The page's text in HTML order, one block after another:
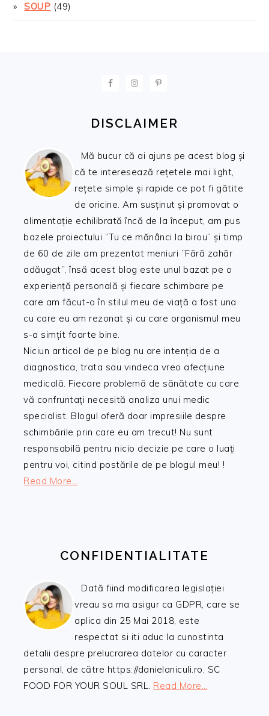
SOUP (49)
DISCLAIMER
Mă bucur că ai ajuns pe acest blog și
că te interesează rețetele mai light,
rețete simple și rapide ce pot fi gătite
de oricine. Am susținut și promovat o
alimentație echilibrată încă de la început, am pus
bazele proiectului ”Tu ce mănânci la birou” și timp
de 60 de zile am prezentat meniuri ”Fără zahăr
adăugat”, însă acest blog este unul bazat pe o
experiență personală și fiecare schimbare pe
care am făcut-o în stilul meu de viață a fost una
cu care eu am rezonat și cu care organismul meu
s-a simțit foarte bine.
Niciun articol de pe blog nu are intenția de a
diagnostica, trata sau vindeca vreo afecțiune
medicală. Fiecare problemă de sănătate cu care
vă confruntați necesită analiza unui medic
specialist. Blogul oferă doar impresiile despre
schimbările prin care eu am trecut! Nu sunt
responsabilă pentru nicio decizie pe care o luați
pentru voi, citind postările de pe blogul meu! !
Read More…
CONFIDENTIALITATE
Dată fiind modificarea legislației
vreau sa ma asigur ca GDPR, care se
aplica din 25 Mai 2018, este
respectat si iti aduc la cunostinta
detalii despre prelucrarea datelor cu caracter
personal, de către https://danielaniculi.ro, SC
FOOD FOR YOUR SOUL SRL. Read More…